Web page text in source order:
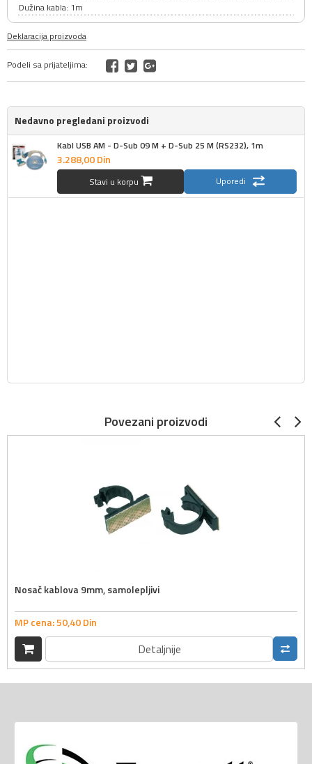
Dužina kabla: 1m
Deklaracija proizvoda
Podeli sa prijateljima:
Nedavno pregledani proizvodi
Kabl USB AM - D-Sub 09 M + D-Sub 25 M (RS232), 1m
3.288,00Din
Stavi u korpu Uporedi
Povezani proizvodi
Nosač kablova 9mm, samolepljivi
MP cena:50,40Din
Detaljnije